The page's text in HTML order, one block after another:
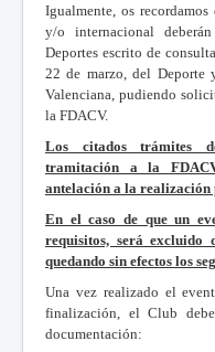
Igualmente, os
y/o internacional
Deportes escrito de
22 de marzo, del
Valenciana, pudiendo
la FDACV.
Los citados trámites
tramitación a la
antelación a la realización
En el caso de que un
requisitos, será
quedando sin efectos los
Una vez realizado el
finalización, el Club
documentación: